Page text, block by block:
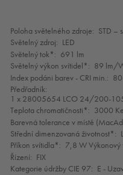
Mode
selection
Poloha světelného zdroje: STD –
Světelný zdroj: LED
Světelný tok*: 691 lm
Světelný výkon svítidel*: 89 lm/
Index podáni barev - CRI min.: 80
Předřadník:
1 x 28005654 LCO 24/200-
Teplota chromatičnosti*: 3000
Barevná tolerance v místě
Střední dimenzovaná životnost*:
Příkon svítidla*: 7,8 W
Řízení: FIX
Kategorie údržby CIE 97: E -